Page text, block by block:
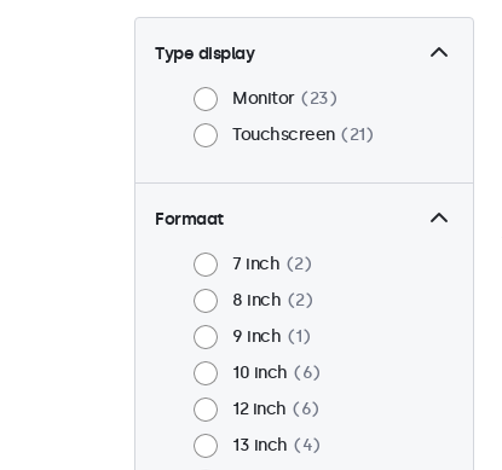
Type display
Monitor
23
Touchscreen
21
Formaat
7 inch
2
8 inch
2
9 inch
1
10 inch
6
12 inch
6
13 inch
4